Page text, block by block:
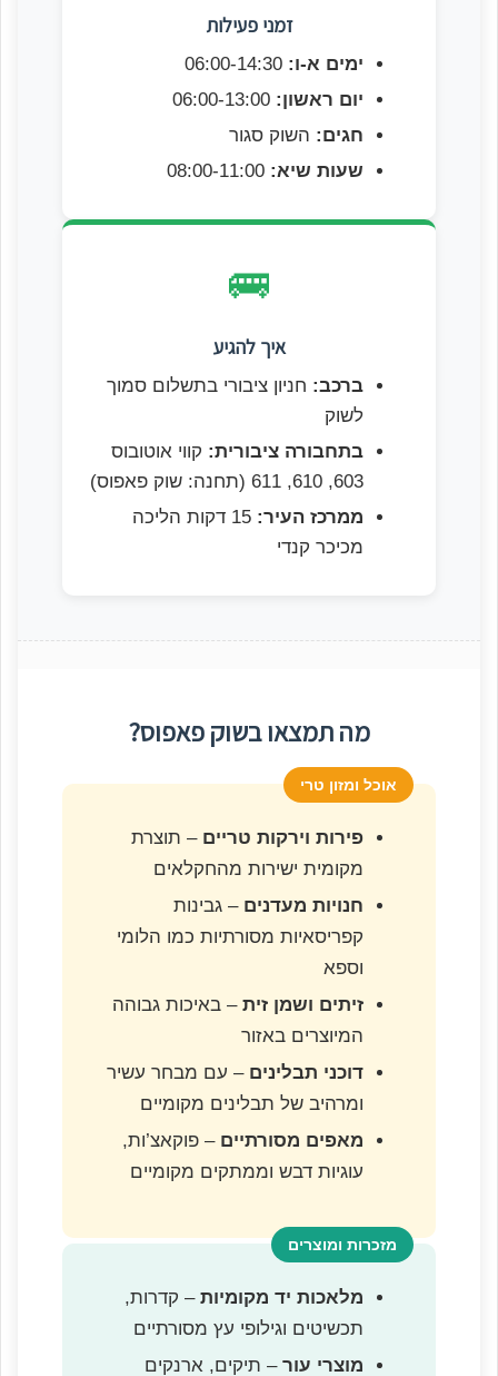
זמני פעילות
ימים א-ו:
יום ראשון:
חגים: השוק סגור
שעות שיא:
🚌
איך להגיע
ברכב: חניון ציבורי בתשלום סמוך
לשוק
בתחבורה ציבורית: קווי אוטובוס
603, 610, 611 (תחנה: שוק פאפוס)
ממרכז העיר:
15 דקות הליכה
מכיכר קנדי
מה תמצאו בשוק פאפוס?
אוכל ומזון טרי
פירות וירקות טריים – תוצרת
מקומית ישירות מהחקלאים
חנויות מעדנים – גבינות
קפריסאיות מסורתיות כמו הלומי
וספא
זיתים ושמן זית – באיכות גבוהה
המיוצרים באזור
דוכני תבלינים – עם מבחר עשיר
ומרהיב של תבלינים מקומיים
מאפים מסורתיים – פוקאצ’ות,
עוגיות דבש וממתקים מקומיים
מזכרות ומוצרים
מלאכות יד מקומיות – קדרות,
תכשיטים וגילופי עץ מסורתיים
מוצרי עור – תיקים, ארנקים